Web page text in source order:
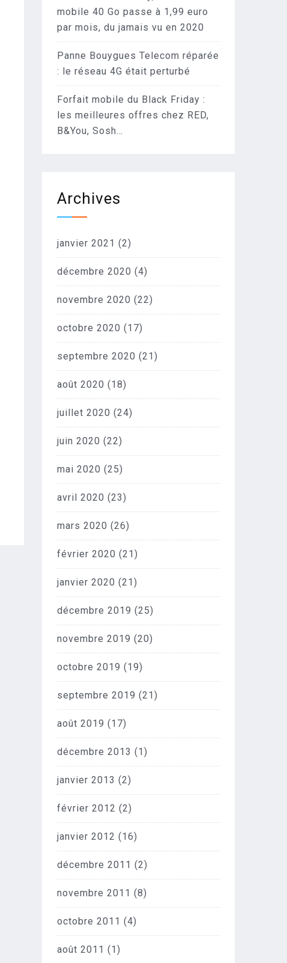
mobile 40 Go passe à 1,99 euro
par mois, du jamais vu en 2020
Panne Bouygues Telecom réparée
: le réseau 4G était perturbé
Forfait mobile du Black Friday :
les meilleures offres chez RED,
B&You, Sosh…
Archives
janvier 2021 (2)
décembre 2020 (4)
novembre 2020 (22)
octobre 2020 (17)
septembre 2020 (21)
août 2020 (18)
juillet 2020 (24)
juin 2020 (22)
mai 2020 (25)
avril 2020 (23)
mars 2020 (26)
février 2020 (21)
janvier 2020 (21)
décembre 2019 (25)
novembre 2019 (20)
octobre 2019 (19)
septembre 2019 (21)
août 2019 (17)
décembre 2013 (1)
janvier 2013 (2)
février 2012 (2)
janvier 2012 (16)
décembre 2011 (2)
novembre 2011 (8)
octobre 2011 (4)
août 2011 (1)